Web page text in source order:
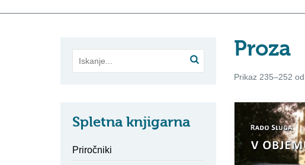
Spletna knjigarna
Priročniki
Proza
Prikaz 235–252